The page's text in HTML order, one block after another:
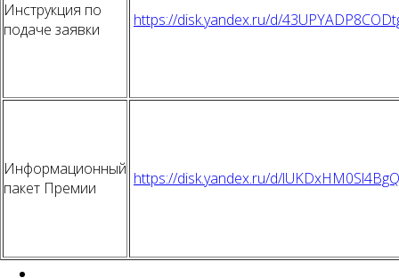
Инструкция по
подаче заявки
https://disk.yandex.ru/d/
Информационный
пакет Премии
https://disk.yandex.ru/d/lUKDxHM0Sl4BgQ